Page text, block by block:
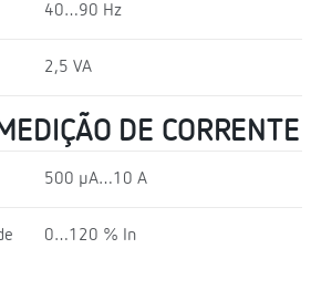
40…90 Hz
2,5 VA
DE CORRENTE
500 µA…10 A
0…120 % In